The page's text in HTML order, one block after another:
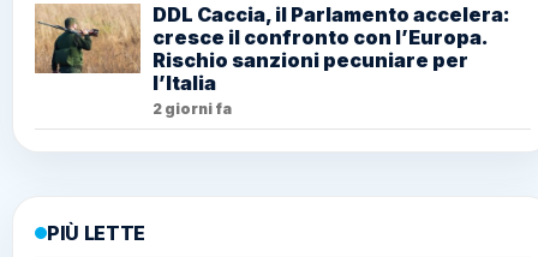
DDL Caccia, il Parlamento accelera:
cresce il confronto con l’Europa.
Rischio sanzioni pecuniare per
l’Italia
2 giorni fa
PIÙ LETTE